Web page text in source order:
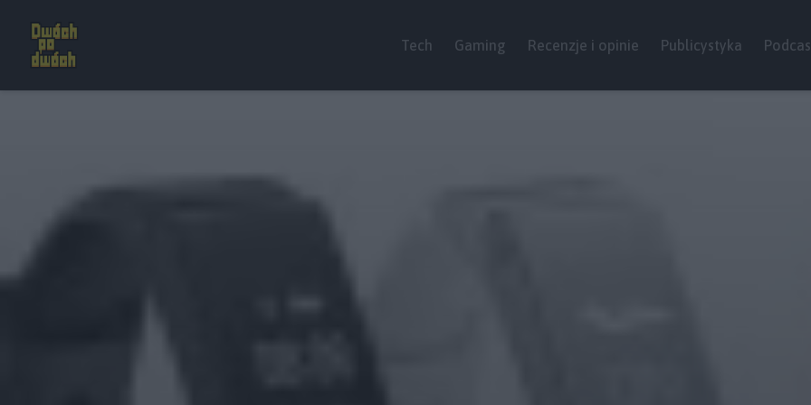
Tech Gaming Recenzje i opinie Publicystyka